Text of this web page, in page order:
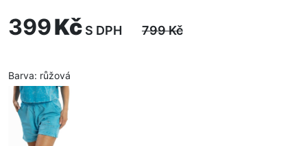
399Kč S DPH 799Kč
Barva: růžová